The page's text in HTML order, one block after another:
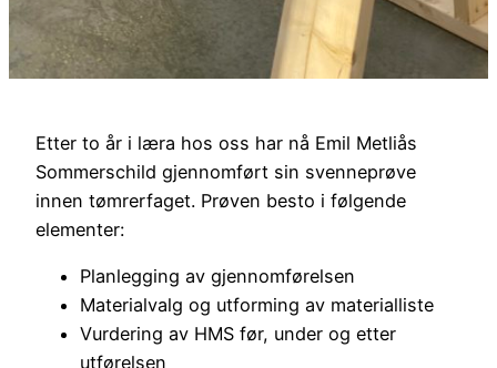
Etter to år i læra hos oss har nå Emil Metliås
Sommerschild gjennomført sin svenneprøve
innen tømrerfaget. Prøven besto i følgende
elementer:
Planlegging av gjennomførelsen
Materialvalg og utforming av materialliste
Vurdering av HMS før, under og etter
utførelsen